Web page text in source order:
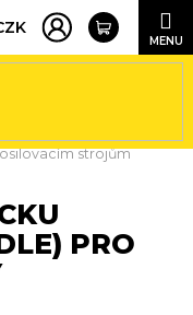
strojům
PRO